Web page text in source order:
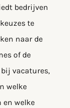
bedrijven
te
naar de
of de
vacatures,
welke
en welke